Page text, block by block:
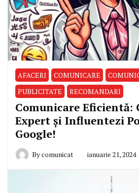
AFACERI COMUNICARE
PUBLICITATE
RECOMANDARI
Comunicare Eficientă:
Expert și Influentezi
Google!
Bycomunicat ianuarie 21, 2024